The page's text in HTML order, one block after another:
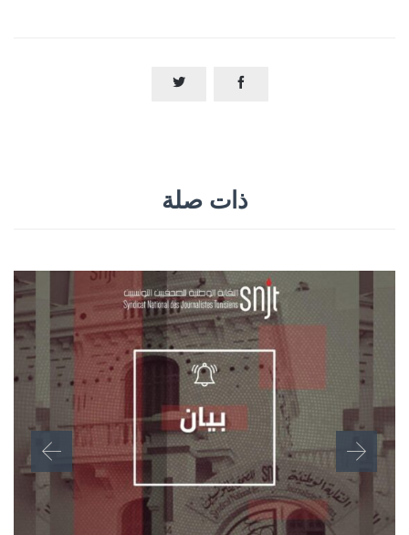


ذات صلة